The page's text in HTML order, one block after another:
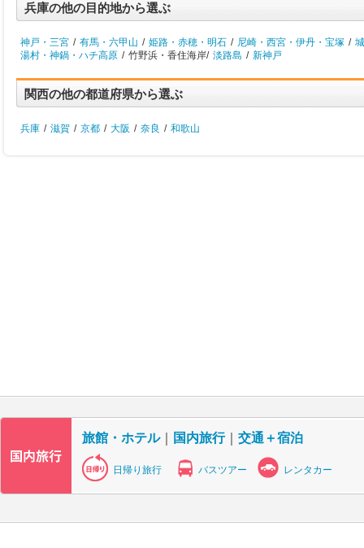
兵庫の他の目的地から選ぶ
神戸・三宮 / 有馬・六甲山 / 姫路・赤穂・明石 / 尼崎・西宮・伊丹・宝塚 /
湯村・神鍋・ハチ高原 / 竹野浜・香住海岸/ 淡路島 / 新神戸
関西の他の都道府県から選ぶ
兵庫 / 滋賀 / 京都 / 大阪 / 奈良 / 和歌山
旅館・ホテル｜ 国内旅行｜ 交通＋宿泊
日帰り旅行 バスツアー レンタカー